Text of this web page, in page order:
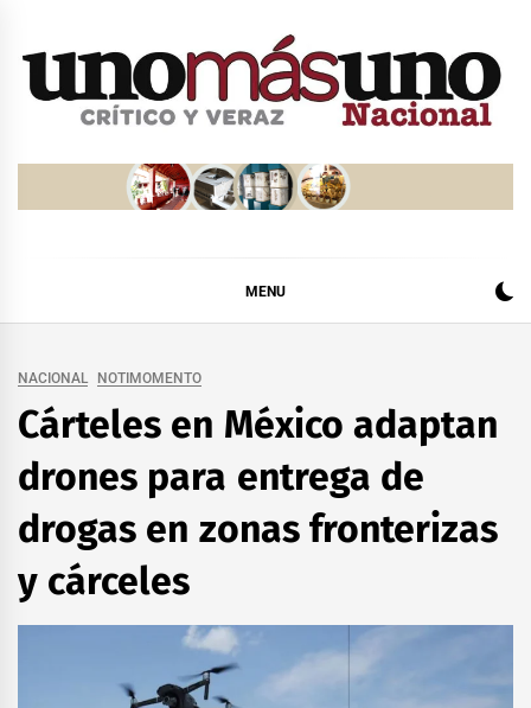
MENU
NACIONAL NOTIMOMENTO
Cárteles en México adaptan
drones para entrega de
drogas en zonas fronterizas
y cárceles